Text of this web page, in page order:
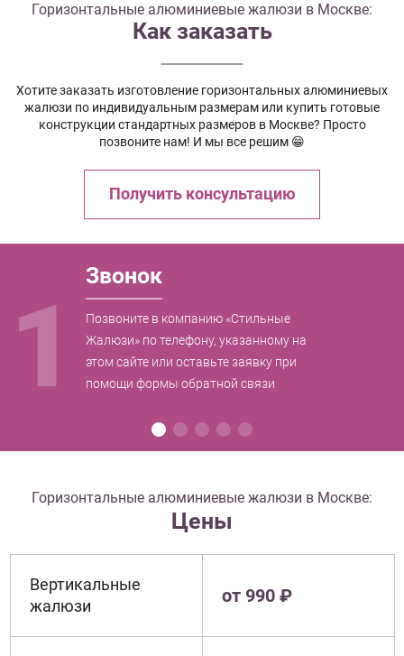
Горизонтальные алюминиевые жалюзи в Москве:
Как заказать
Хотите заказать изготовление горизонтальных алюминиевых
жалюзи по индивидуальным размерам или купить готовые
конструкции стандартных размеров в Москве? Просто
позвоните нам! И мы все решим 😁
Получить консультацию
1
Звонок
Позвоните в компанию «Стильные
Жалюзи» по телефону, указанному на
этом сайте или оставьте заявку при
помощи формы обратной связи
Горизонтальные алюминиевые жалюзи в Москве:
Цены
Вертикальные
жалюзи
от 990 ₽